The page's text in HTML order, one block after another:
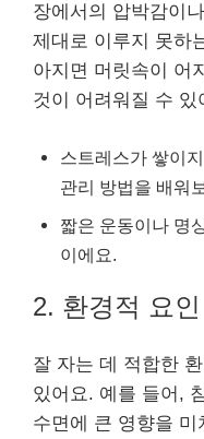
장에서의 압박감이
제대로 이루지 못하
아지면 머릿속이 어
것이 어려워질 수 있
스트레스가 쌓이
관리 방법을 배워
짧은 운동이나 명
이에요.
2. 환경적 요인
잘 자는 데 적합한
있어요. 예를 들어,
수면에 큰 영향을 미